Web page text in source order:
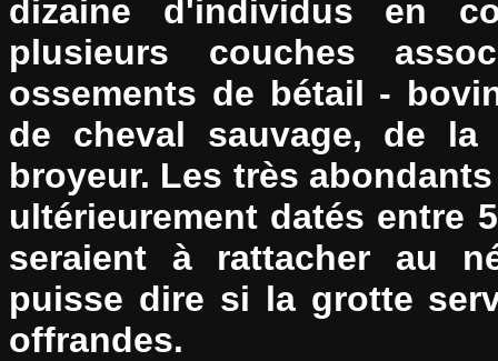
dizaine d'individus en
plusieurs couches
ossements de bétail -
de cheval sauvage, de
broyeur. Les très
ultérieurement datés entre
seraient à rattacher au
puisse dire si la grotte
offrandes.